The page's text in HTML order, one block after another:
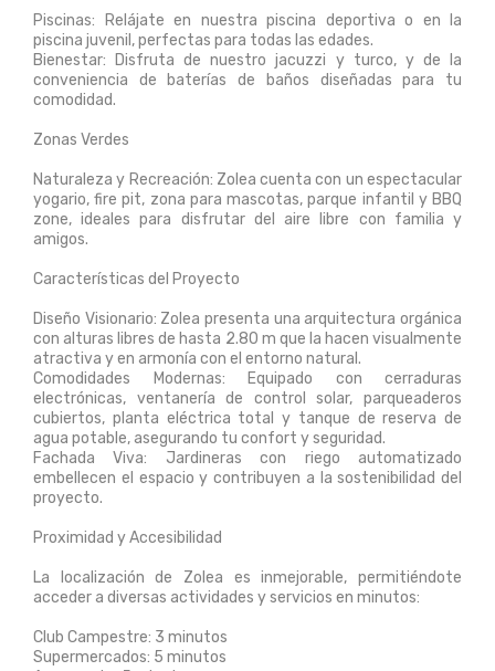
Piscinas: Relájate en nuestra piscina deportiva o en la
piscina juvenil, perfectas para todas las edades.
Bienestar: Disfruta de nuestro jacuzzi y turco, y de la
conveniencia de baterías de baños diseñadas para tu
comodidad.
Zonas Verdes
Naturaleza y Recreación: Zolea cuenta con un espectacular
yogario, fire pit, zona para mascotas, parque infantil y BBQ
zone, ideales para disfrutar del aire libre con familia y
amigos.
Características del Proyecto
Diseño Visionario: Zolea presenta una arquitectura orgánica
con alturas libres de hasta 2.80 m que la hacen visualmente
atractiva y en armonía con el entorno natural.
Comodidades Modernas: Equipado con cerraduras
electrónicas, ventanería de control solar, parqueaderos
cubiertos, planta eléctrica total y tanque de reserva de
agua potable, asegurando tu confort y seguridad.
Fachada Viva: Jardineras con riego automatizado
embellecen el espacio y contribuyen a la sostenibilidad del
proyecto.
Proximidad y Accesibilidad
La localización de Zolea es inmejorable, permitiéndote
acceder a diversas actividades y servicios en minutos:
Club Campestre: 3 minutos
Supermercados: 5 minutos